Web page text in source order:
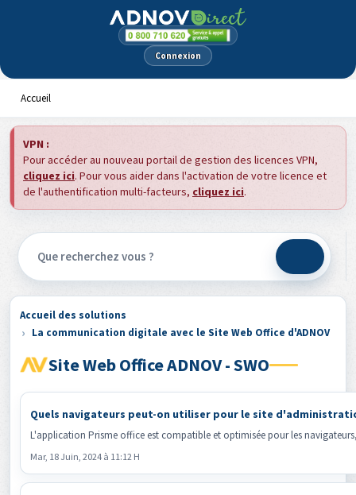
Panneau de gestion des cookies
Connexion
Accueil
VPN :
Pour accéder au nouveau portail de gestion des licences VPN,
cliquez ici. Pour vous aider dans l'activation de votre licence et
de l'authentification multi-facteurs, cliquez ici.
Accueil des solutions
La communication digitale avec le Site Web Office d'ADNOV
Site Web Office ADNOV - SWO
Quels navigateurs peut-on utiliser pour le site
L'application Prisme office est compatible et optimisée pour les
Mar, 18 Juin, 2024 à 11:12 H